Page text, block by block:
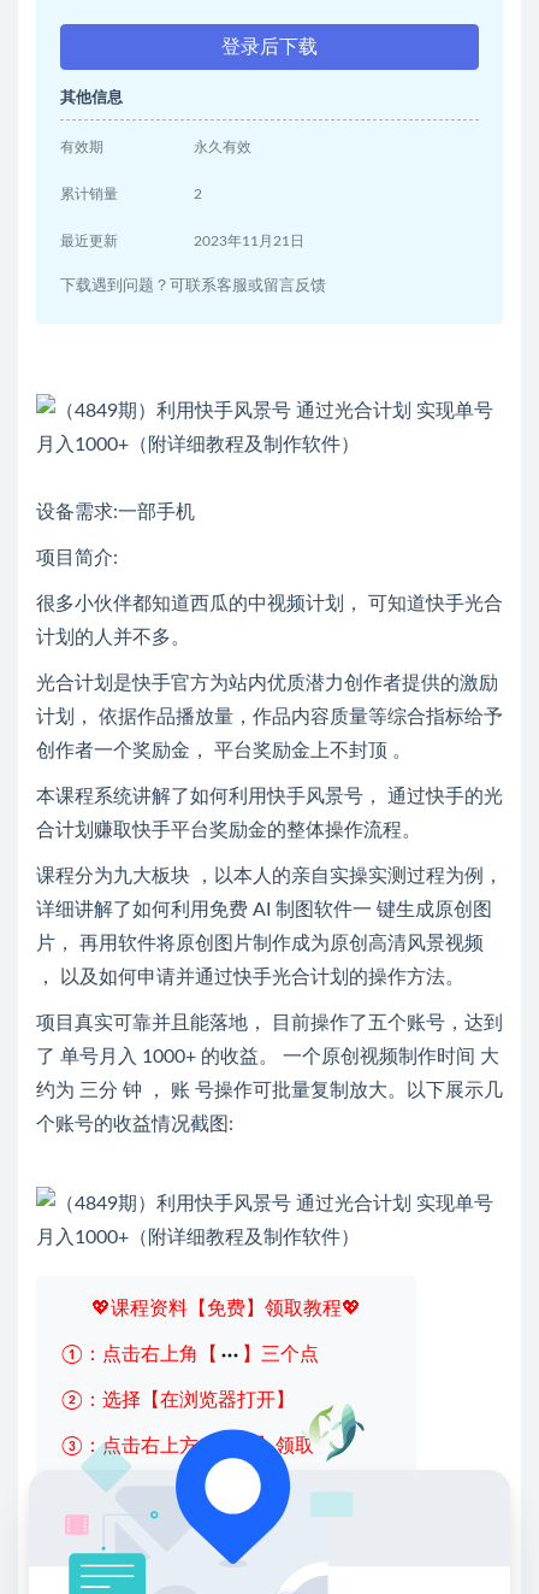
登录后下载
其他信息
有效期 永久有效
累计销量 2
最近更新 2023年11月21日
下载遇到问题？可联系客服或留言反馈
设备需求:一部手机
项目简介:
很多小伙伴都知道西瓜的中视频计划， 可知道快手光合
计划的人并不多。
光合计划是快手官方为站内优质潜力创作者提供的激励
计划， 依据作品播放量，作品内容质量等综合指标给予
创作者一个奖励金， 平台奖励金上不封顶 。
本课程系统讲解了如何利用快手风景号， 通过快手的光
合计划赚取快手平台奖励金的整体操作流程。
课程分为九大板块 ，以本人的亲自实操实测过程为例，
详细讲解了如何利用免费 AI 制图软件一 键生成原创图
片， 再用软件将原创图片制作成为原创高清风景视频
， 以及如何申请并通过快手光合计划的操作方法。
项目真实可靠并且能落地， 目前操作了五个账号，达到
了 单号月入 1000+ 的收益。 一个原创视频制作时间 大
约为 三分 钟 ， 账 号操作可批量复制放大。以下展示几
个账号的收益情况截图:
💖课程资料【免费】领取教程💖
①：点击右上角【 】三个点
②：选择【在浏览器打开】
③：点击右上方【登录】领取
限时活动：注册新用户赠送VIP